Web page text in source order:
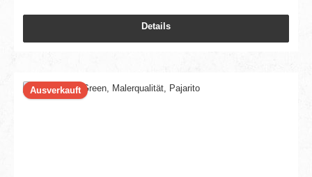
Details
Ausverkauft